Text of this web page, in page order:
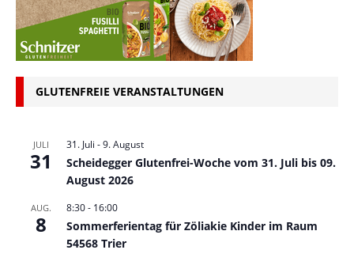
GLUTENFREIE VERANSTALTUNGEN
JULI
31
31. Juli -9. August
Scheidegger Glutenfrei-Woche vom 31. Juli bis 09.
August 2026
AUG.
8
8:30- 16:00
Sommerferientag für Zöliakie Kinder im Raum
54568 Trier